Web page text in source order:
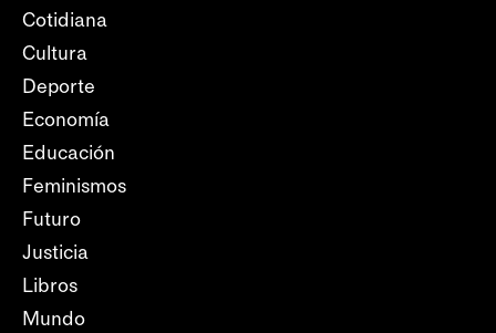
Cotidiana
Cultura
Deporte
Economía
Educación
Feminismos
Futuro
Justicia
Libros
Mundo